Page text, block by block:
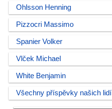
Ohlsson Henning
Pizzocri Massimo
Spanier Volker
Vlček Michael
White Benjamin
Všechny příspěvky našich lidí